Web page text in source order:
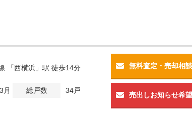
「西横浜」駅 徒歩14分
月 総戸数 34戸
無料査定・売却相談
売出しお知らせ希望